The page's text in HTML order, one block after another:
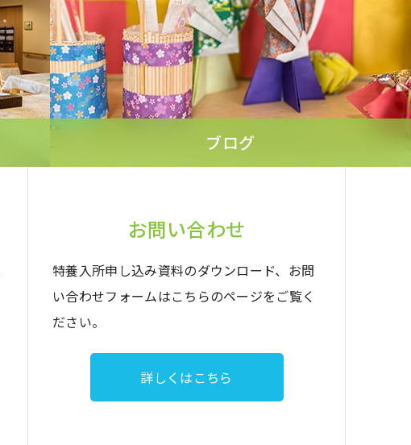
ブログ
お問い合わせ
特養入所申し込み資料のダウンロード、お問
い合わせフォームはこちらのページをご覧く
ださい。
詳しくはこちら